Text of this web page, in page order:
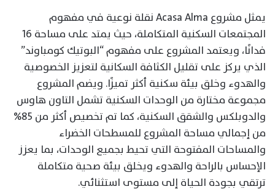
يمثل مشروع Acasa Alma نقلة نوعية في مفهوم
المجتمعات السكنية المتكاملة، حيث يمتد على مساحة 16
فدانًا، ويعتمد المشروع على مفهوم “البوتيك كومباوند”
الذي يركز على تقليل الكثافة السكانية لتعزيز الخصوصية
والهدوء وخلق بيئة سكنية أكثر تميزًا. ويضم المشروع
مجموعة مختارة من الوحدات السكنية تشمل التاون هاوس
والدوبلكس والشقق السكنية، كما تم تخصيص أكثر من 85%
من إجمالي مساحة المشروع للمسطحات الخضراء
والمساحات المفتوحة التي تحيط بجميع الوحدات، بما يعزز
الإحساس بالراحة والهدوء ويخلق بيئة صحية متكاملة
ترتقي بجودة الحياة إلى مستوى استثنائي.